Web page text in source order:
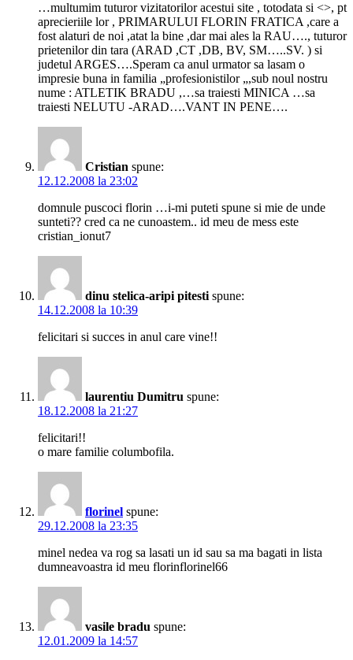
…multumim tuturor vizitatorilor acestui site , totodata si <>, pt
aprecieriile lor , PRIMARULUI FLORIN FRATICA ,care a
fost alaturi de noi ,atat la bine ,dar mai ales la RAU…., tuturor
prietenilor din tara (ARAD ,CT ,DB, BV, SM…..SV. ) si
judetul ARGES….Speram ca anul urmator sa lasam o
impresie buna in familia „profesionistilor „,sub noul nostru
nume : ATLETIK BRADU ,…sa traiesti MINICA …sa
traiesti NELUTU -ARAD….VANT IN PENE….
Cristian spune:
12.12.2008 la 23:02
domnule puscoci florin …i-mi puteti spune si mie de unde
sunteti?? cred ca ne cunoastem.. id meu de mess este
cristian_ionut7
dinu stelica-aripi pitesti spune:
14.12.2008 la 10:39
felicitari si succes in anul care vine!!
laurentiu Dumitru spune:
18.12.2008 la 21:27
felicitari!!
o mare familie columbofila.
florinel spune:
29.12.2008 la 23:35
minel nedea va rog sa lasati un id sau sa ma bagati in lista
dumneavoastra id meu florinflorinel66
vasile bradu spune:
12.01.2009 la 14:57